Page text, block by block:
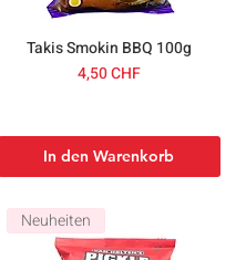
Takis Smokin BBQ 100g
Preis
4,50 CHF
In den Warenkorb
Neuheiten